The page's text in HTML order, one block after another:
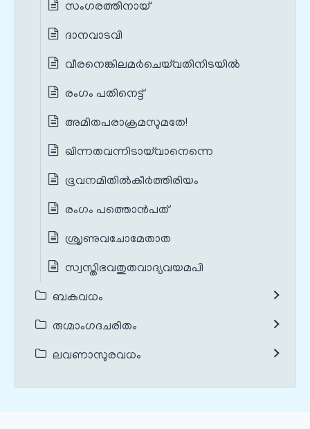
സംഗരത്തിനായ്
ദാനവാടവി
വീരനെങ്കിലമർചെയ്‌വതിനിടയിൽ
രംഗം പതിനെട്ട്
അമിതപരാക്രമസുമതേ!
ഖിന്നതവന്നിടായ്‌വാനെന്നെ
ഭൂവനമിതിൽകീർത്തിരിയം
രംഗം പത്തൊൻപത്
ശ്രൃണുവചോമേതാത
സ്വസ്തിഭവതുതവാദ്യവയമപി
ബകവധം
രുഗ്മാംഗദചരിതം
ലവണാസുരവധം